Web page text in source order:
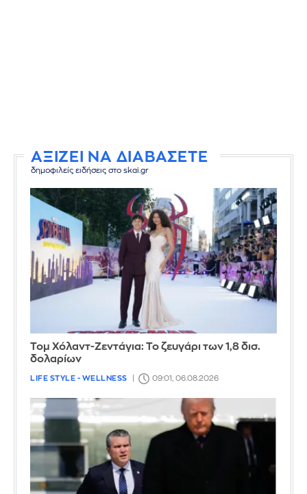
ΑΞΙΖΕΙ ΝΑ ΔΙΑΒΑΣΕΤΕ
δημοφιλείς ειδήσεις στο skai.gr
Τομ Χόλαντ-Ζεντάγια: Το ζευγάρι των 1,8 δισ.
δολαρίων
LIFE STYLE - WELLNESS 09:01, 06.08.2026